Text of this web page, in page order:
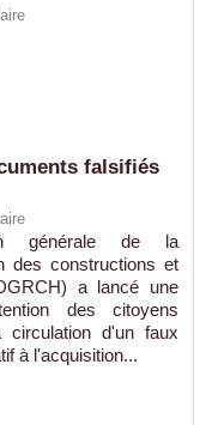
falsifiés
générale de la
des constructions et
a lancé une
des citoyens
circulation d'un faux
à l'acquisition...